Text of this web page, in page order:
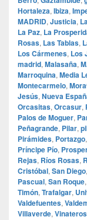
Hortaleza, Ibiza,
MADRID, Justicia,
La Paz, La
Rosas, Las Tablas,
Los Cármenes, Los
madrid, Malasaña,
Marroquina, Media
Montecarmelo,
Jesús, Nueva
Orcasitas, Orcasur,
Palos de Moguer,
Peñagrande, Pilar,
Pirámides, Portazgo,
Príncipe Pío,
Rejas, Ríos Rosas,
Cristóbal, San Diego,
Pascual, San Roque,
Timón, Trafalgar,
Valdefuentes,
Villaverde, Vinateros